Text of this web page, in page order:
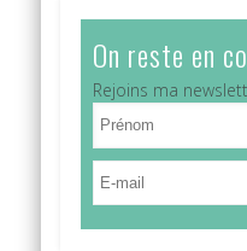
On reste en
Rejoins ma